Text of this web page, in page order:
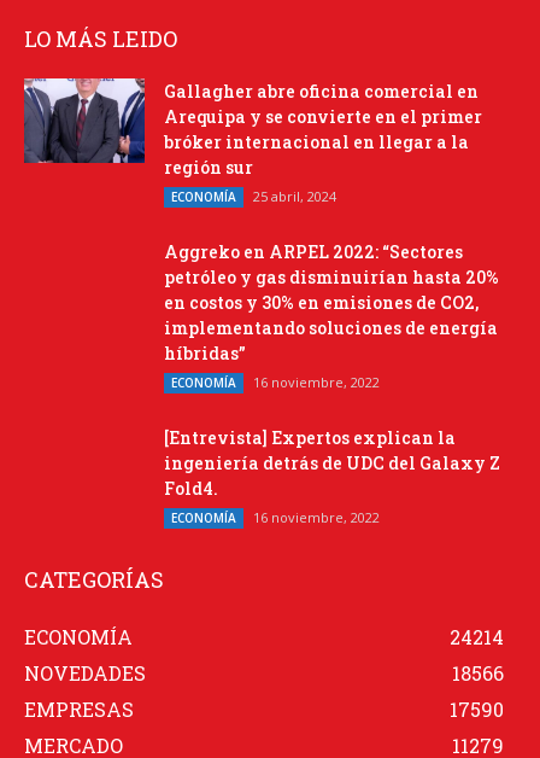
LO MÁS LEIDO
Gallagher abre oficina comercial en
Arequipa y se convierte en el primer
bróker internacional en llegar a la
región sur
ECONOMÍA 25 abril, 2024
Aggreko en ARPEL 2022: “Sectores
petróleo y gas disminuirían hasta 20%
en costos y 30% en emisiones de CO2,
implementando soluciones de energía
híbridas”
ECONOMÍA 16 noviembre, 2022
[Entrevista] Expertos explican la
ingeniería detrás de UDC del Galaxy Z
Fold4.
ECONOMÍA 16 noviembre, 2022
CATEGORÍAS
ECONOMÍA
24214
NOVEDADES
18566
EMPRESAS
17590
MERCADO
11279